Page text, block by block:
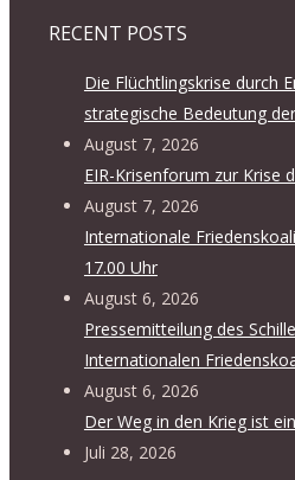
RECENT POSTS
Die Flüchtlingskrise durch
strategische Bedeutung
August 7, 2026
EIR-Krisenforum zur Krise
August 7, 2026
Internationale
17.00 Uhr
August 6, 2026
Pressemitteilung des
Internationalen
August 6, 2026
Der Weg in den Krieg ist
Juli 28, 2026